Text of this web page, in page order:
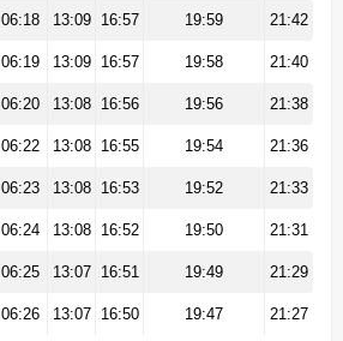
06:18 13:09 16:57 19:59 21:42
06:19 13:09 16:57 19:58 21:40
06:20 13:08 16:56 19:56 21:38
06:22 13:08 16:55 19:54 21:36
06:23 13:08 16:53 19:52 21:33
06:24 13:08 16:52 19:50 21:31
06:25 13:07 16:51 19:49 21:29
06:26 13:07 16:50 19:47 21:27